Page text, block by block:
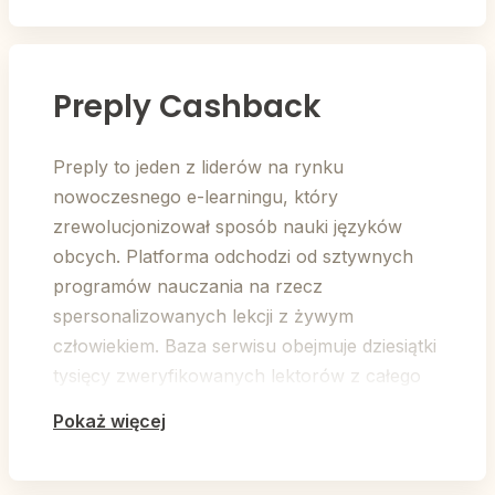
Preply Cashback
Preply to jeden z liderów na rynku
nowoczesnego e-learningu, który
zrewolucjonizował sposób nauki języków
obcych. Platforma odchodzi od sztywnych
programów nauczania na rzecz
spersonalizowanych lekcji z żywym
człowiekiem. Baza serwisu obejmuje dziesiątki
tysięcy zweryfikowanych lektorów z całego
kontakt z native speakerami bez wychodzenia
Pokaż więcej